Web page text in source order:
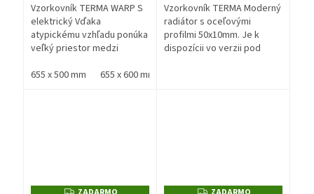
Vzorkovník TERMA WARP S
elektrický Vďaka
atypickému vzhľadu ponúka
veľký priestor medzi
ideálny aj na sušenie
655 x 500 mm 655 x 600 mm
Vzorkovník TERMA Moderný
radiátor s oceľovými
profilmi 50x10mm. Je k
dispozícii vo verzii pod
Z
Z